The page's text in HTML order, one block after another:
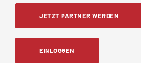
JETZT PARTNER WERDEN
EINLOGGEN